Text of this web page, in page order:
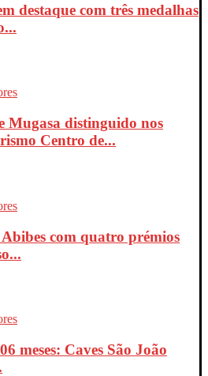
destaque com três medalhas
Mugasa distinguido nos
Centro de...
com quatro prémios
meses: Caves São João